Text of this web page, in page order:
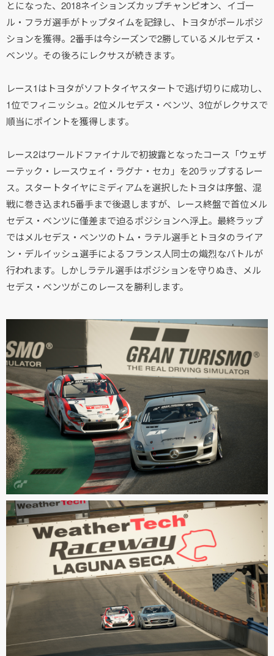
とになった、2018ネイションズカップチャンピオン、イゴー
ル・フラガ選手がトップタイムを記録し、トヨタがポールポジ
ションを獲得。2番手は今シーズンで2勝しているメルセデス・
ベンツ。その後ろにレクサスが続きます。
レース1はトヨタがソフトタイヤスタートで逃げ切りに成功し、
1位でフィニッシュ。2位メルセデス・ベンツ、3位がレクサスで
順当にポイントを獲得します。
レース2はワールドファイナルで初披露となったコース「ウェザ
ーテック・レースウェイ・ラグナ・セカ」を20ラップするレー
ス。スタートタイヤにミディアムを選択したトヨタは序盤、混
戦に巻き込まれ5番手まで後退しますが、レース終盤で首位メル
セデス・ベンツに僅差まで迫るポジションへ浮上。最終ラップ
ではメルセデス・ベンツのトム・ラテル選手とトヨタのライア
ン・デルイッシュ選手によるフランス人同士の熾烈なバトルが
行われます。しかしラテル選手はポジションを守りぬき、メル
セデス・ベンツがこのレースを勝利します。